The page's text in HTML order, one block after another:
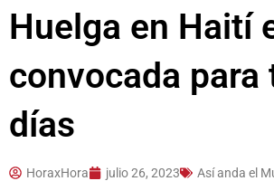
Huelga en Haití
convocada para
días
HoraxHora julio 26, 2023 Así anda el